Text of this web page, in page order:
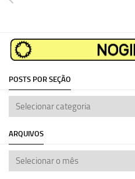
POSTS POR SEÇÃO
ARQUIVOS